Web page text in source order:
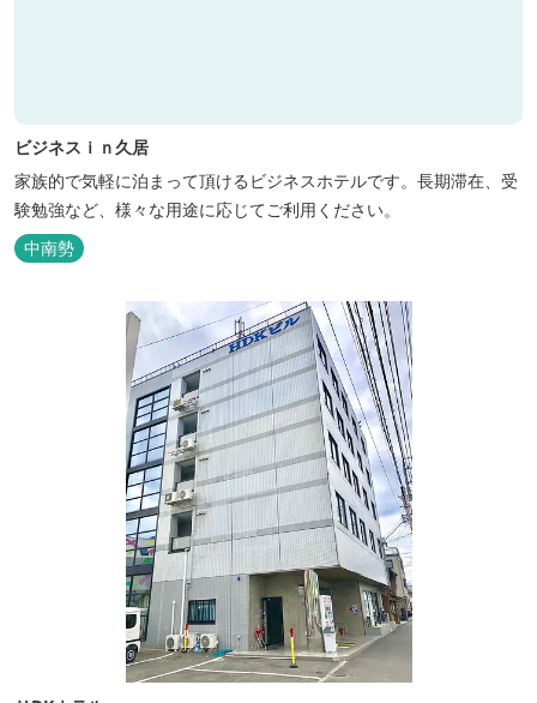
ビジネスｉｎ久居
家族的で気軽に泊まって頂けるビジネスホテルです。長期滞在、受
験勉強など、様々な用途に応じてご利用ください。
中南勢